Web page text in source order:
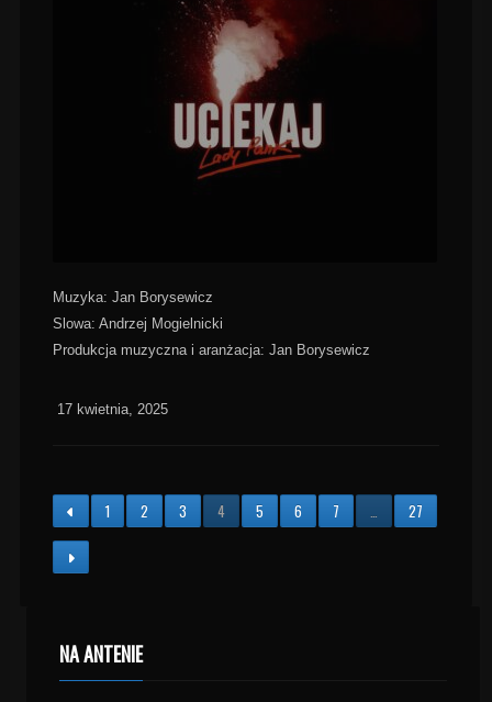
Muzyka: Jan Borysewicz
Slowa: Andrzej Mogielnicki
Produkcja muzyczna i aranżacja: Jan Borysewicz
17 kwietnia, 2025
1 2 3 4 5 6 7 27
NA ANTENIE